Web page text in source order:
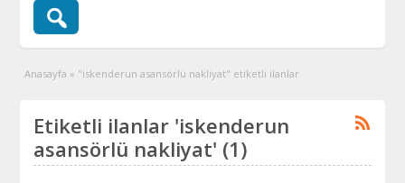
Anasayfa » "iskenderun asansörlü nakliyat" etiketli ilanlar
Etiketli ilanlar 'iskenderun
asansörlü nakliyat' (1)